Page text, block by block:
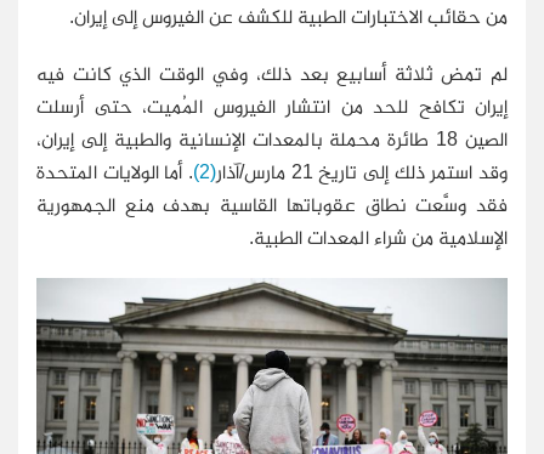
من حقائب الاختبارات الطبية للكشف عن الفيروس إلى إيران.
لم تمض ثلاثة أسابيع بعد ذلك، وفي الوقت الذي كانت فيه
إيران تكافح للحد من انتشار الفيروس المُميت، حتى أرسلت
الصين 18 طائرة محملة بالمعدات الإنسانية والطبية إلى إيران،
وقد استمر ذلك إلى تاريخ 21 مارس/آذار
(2)
. أما الولايات المتحدة
فقد وسَّعت نطاق عقوباتها القاسية بهدف منع الجمهورية
الإسلامية من شراء المعدات الطبية.